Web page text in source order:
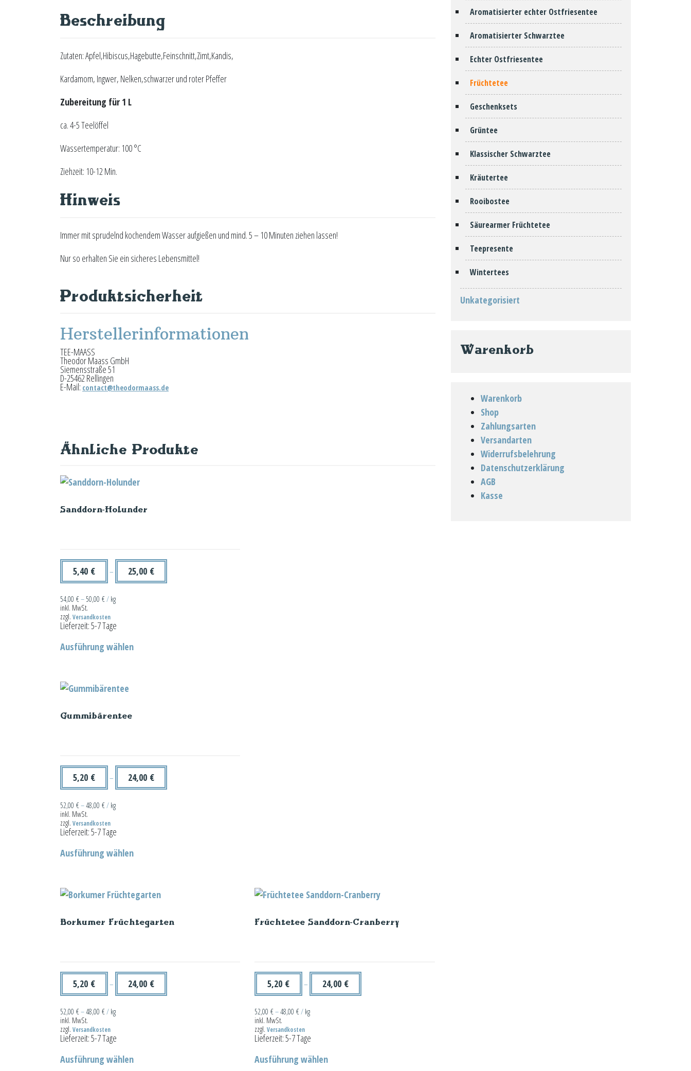
Beschreibung
Zutaten: Apfel,Hibiscus,Hagebutte,Feinschnitt,Zimt,Kandis,
Kardamom, Ingwer, Nelken,schwarzer und roter Pfeffer
Zubereitung für 1 L
ca. 4-5 Teelöffel
Wassertemperatur: 100 °C
Ziehzeit: 10-12 Min.
Hinweis
Immer mit sprudelnd kochendem Wasser aufgießen und mind. 5 – 10 Minuten ziehen lassen!
Nur so erhalten Sie ein sicheres Lebensmittel!
Produktsicherheit
Herstellerinformationen
TEE-MAASS
Theodor Maass GmbH
Siemensstraße 51
D-25462 Rellingen
E-Mail: contact@theodormaass.de
Ähnliche Produkte
Sanddorn-Holunder
5,40 € – 25,00 €
54,00 €– 50,00 €/ kg
inkl. MwSt.
zzgl. Versandkosten
Lieferzeit:5-7 Tage
Ausführung wählenProdukt
der
Produktseite
Gummibärentee
5,20 € – 24,00 €
52,00 €–48,00 €/ kg
inkl. MwSt.
zzgl. Versandkosten
Lieferzeit:5-7 Tage
Ausführung wählenProdukt
Varianten
Die
der
Produktseite
Borkumer Früchtegarten
5,20 € – 24,00 €
52,00 €–48,00 €/ kg
inkl. MwSt.
zzgl. Versandkosten
Lieferzeit:5-7 Tage
Ausführung wählenProdukt
Früchtetee Sanddorn-Cranberry
5,20 € – 24,00 €
52,00€–48,00€/ kg
inkl. MwSt.
zzgl.Versandkosten
Lieferzeit:5-7 Tage
Ausführung wählenProdukt
Aromatisierter echter Ostfriesentee
Aromatisierter Schwarztee
Echter Ostfriesentee
Früchtetee
Geschenksets
Grüntee
Klassischer Schwarztee
Kräutertee
Rooibostee
Säurearmer Früchtetee
Teepresente
Wintertees
Unkategorisiert
Warenkorb
Warenkorb
Shop
Zahlungsarten
Versandarten
Widerrufsbelehrung
Datenschutzerklärung
AGB
Kasse